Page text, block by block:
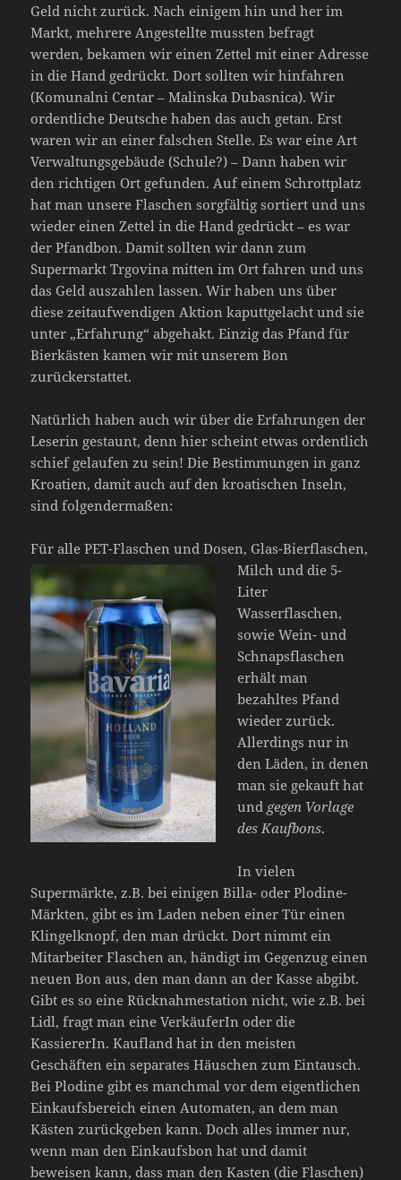
Geld nicht zurück. Nach einigem hin und her im
Markt, mehrere Angestellte mussten befragt
werden, bekamen wir einen Zettel mit einer Adresse
in die Hand gedrückt. Dort sollten wir hinfahren
(Komunalni Centar – Malinska Dubasnica). Wir
ordentliche Deutsche haben das auch getan. Erst
waren wir an einer falschen Stelle. Es war eine Art
Verwaltungsgebäude (Schule?) – Dann haben wir
den richtigen Ort gefunden. Auf einem Schrottplatz
hat man unsere Flaschen sorgfältig sortiert und uns
wieder einen Zettel in die Hand gedrückt – es war
der Pfandbon. Damit sollten wir dann zum
Supermarkt Trgovina mitten im Ort fahren und uns
das Geld auszahlen lassen. Wir haben uns über
diese zeitaufwendigen Aktion kaputtgelacht und sie
unter „Erfahrung“ abgehakt. Einzig das Pfand für
Bierkästen kamen wir mit unserem Bon
zurückerstattet.
Natürlich haben auch wir über die Erfahrungen der
Leserin gestaunt, denn hier scheint etwas ordentlich
schief gelaufen zu sein! Die Bestimmungen in ganz
Kroatien, damit auch auf den kroatischen Inseln,
sind folgendermaßen:
Für alle PET-Flaschen und Dosen, Glas-Bierflaschen,
Milch und die 5-
Liter
Wasserflaschen,
sowie Wein- und
Schnapsflaschen
erhält man
bezahltes Pfand
wieder zurück.
Allerdings nur in
den Läden, in denen
man sie gekauft hat
und gegen Vorlage
des Kaufbons.
In vielen
Supermärkte, z.B. bei einigen Billa- oder Plodine-
Märkten, gibt es im Laden neben einer Tür einen
Klingelknopf, den man drückt. Dort nimmt ein
Mitarbeiter Flaschen an, händigt im Gegenzug einen
neuen Bon aus, den man dann an der Kasse abgibt.
Gibt es so eine Rücknahmestation nicht, wie z.B. bei
Lidl, fragt man eine VerkäuferIn oder die
KassiererIn. Kaufland hat in den meisten
Geschäften ein separates Häuschen zum Eintausch.
Bei Plodine gibt es manchmal vor dem eigentlichen
Einkaufsbereich einen Automaten, an dem man
Kästen zurückgeben kann. Doch alles immer nur,
wenn man den Einkaufsbon hat und damit
beweisen kann, dass man den Kasten (die Flaschen)